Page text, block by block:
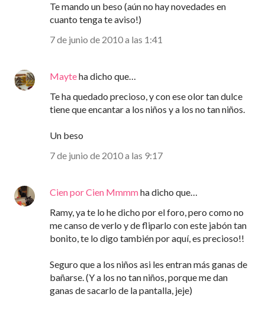
Te mando un beso (aún no hay novedades en
cuanto tenga te aviso!)
7 de junio de 2010 a las 1:41
Mayteha dicho que…
Te ha quedado precioso, y con ese olor tan dulce
tiene que encantar a los niños y a los no tan niños.
Un beso
7 de junio de 2010 a las 9:17
Cien por Cien Mmmmha dicho que…
Ramy, ya te lo he dicho por el foro, pero como no
me canso de verlo y de fliparlo con este jabón tan
bonito, te lo digo también por aquí, es precioso!!
Seguro que a los niños asi les entran más ganas de
bañarse. (Y a los no tan niños, porque me dan
ganas de sacarlo de la pantalla, jeje)